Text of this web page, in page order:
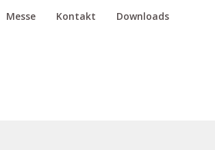
Messe Kontakt Downloads